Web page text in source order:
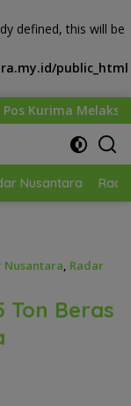
defined, this will be
public_html
Pelayanan
Nusantara
Nusantara, Radar
Ton Beras